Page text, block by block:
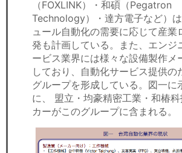
（FOXLINK）・和碩（Pegatron
Technology）・達方電子など）
ュール自動化の需要に応じて産業
発も計画している。また、エンジ
ービス業界には様々な設備製作メ
しており、自動化サービス提供の
グループを形成している。図一に
に、 盟立・均豪精密工業・和椿
カーがこのグループに含まれる。